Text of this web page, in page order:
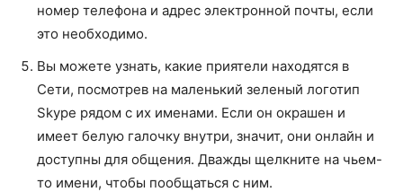
номер телефона и адрес электронной почты, если
это необходимо.
Вы можете узнать, какие приятели находятся в
Сети, посмотрев на маленький зеленый логотип
Skype рядом с их именами. Если он окрашен и
имеет белую галочку внутри, значит, они онлайн и
доступны для общения. Дважды щелкните на чьем-
то имени, чтобы пообщаться с ним.